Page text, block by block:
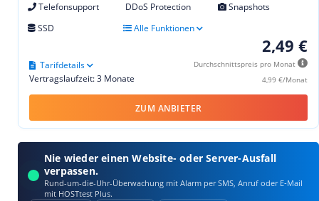
Telefonsupport DDoS Protection
Snapshots
SSD
Alle Funktionen
2,49 €
Durchschnittspreis pro Monat
4,99 €/Monat
Vertragslaufzeit: 3 Monate
Tarifdetails
ZUM ANBIETER
Nie wieder einen Website- oder Server-Ausfall
verpassen.
Rund-um-die-Uhr-Überwachung mit Alarm per SMS, Anruf oder E‑Mail
mit HOSTtest Plus.